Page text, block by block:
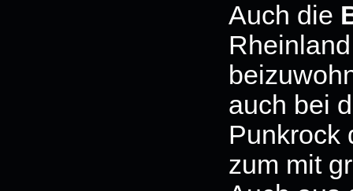
Auch die
auch bei
Punkrock
zum mit